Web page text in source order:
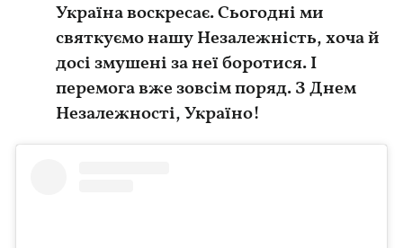
Україна воскресає. Сьогодні ми
святкуємо нашу Незалежність, хоча й
досі змушені за неї боротися. І
перемога вже зовсім поряд. З Днем
Незалежності, Україно!